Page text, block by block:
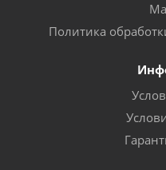
Политика